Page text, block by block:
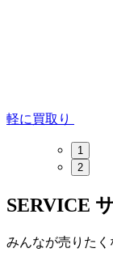
軽に買取り
1
2
SERVICE
みんなが売りたく